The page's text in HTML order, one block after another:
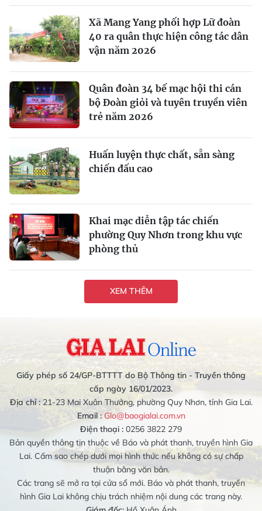
Xã Mang Yang phối hợp Lữ đoàn
40 ra quân thực hiện công tác dân
vận năm 2026
Quân đoàn 34 bế mạc hội thi cán
bộ Đoàn giỏi và tuyên truyền viên
trẻ năm 2026
Huấn luyện thực chất, sẵn sàng
chiến đấu cao
Khai mạc diễn tập tác chiến
phường Quy Nhơn trong khu vực
phòng thủ
XEM THÊM
Giấy phép số 24/GP-BTTTT do Bộ Thông tin - Truyền thông
cấp ngày 16/01/2023.
Địa chỉ :21-23 Mai Xuân Thưởng, phường Quy Nhơn, tỉnh Gia Lai.
Email : Glo@baogialai.com.vn
Điện thoại : 0256 3822 279
Bản quyền thông tin thuộc về Báo và phát thanh, truyền hình Gia
Lai. Cấm sao chép dưới mọi hình thức nếu không có sự chấp
thuận bằng văn bản.
Các trang sẽ mở ra tại cửa sổ mới. Báo và phát thanh, truyền
hình Gia Lai không chịu trách nhiệm nội dung các trang này.